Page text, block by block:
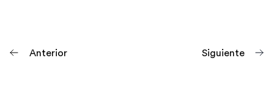
Anterior Siguiente